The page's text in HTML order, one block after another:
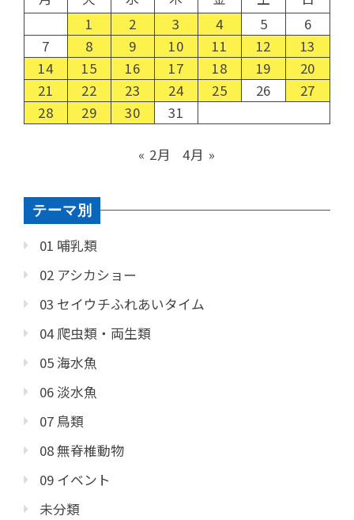
1
2 3 4 5
6
7
8 9 10 11 12
13
14
15 16 17 18 19
20
21
22 23 24 25 26
27
28
29 30 31
« 2月 4月 »
テーマ別
01 哺乳類
02 アシカショー
03 セイウチふれあいタイム
04 爬虫類・両生類
05 海水魚
06 淡水魚
07 鳥類
08 無脊椎動物
09 イベント
未分類